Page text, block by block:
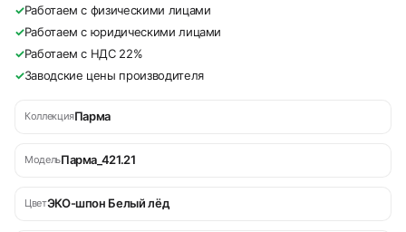
✓Работаем с физическими лицами
✓Работаем с юридическими лицами
✓Работаем с НДС 22%
✓Заводские цены производителя
КоллекцияПарма
МодельПарма_421.21
ЦветЭКО-шпон Белый лёд